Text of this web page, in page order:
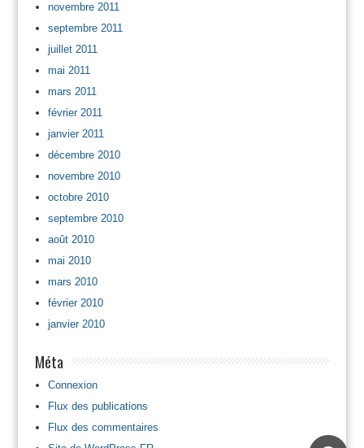
novembre 2011
septembre 2011
juillet 2011
mai 2011
mars 2011
février 2011
janvier 2011
décembre 2010
novembre 2010
octobre 2010
septembre 2010
août 2010
mai 2010
mars 2010
février 2010
janvier 2010
Méta
Connexion
Flux des publications
Flux des commentaires